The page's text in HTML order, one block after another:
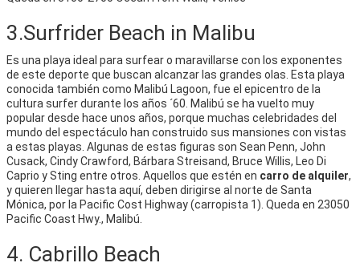
3.Surfrider Beach in Malibu
Es una playa ideal para surfear o maravillarse con los exponentes
de este deporte que buscan alcanzar las grandes olas. Esta playa
conocida también como Malibú Lagoon, fue el epicentro de la
cultura surfer durante los años ´60. Malibú se ha vuelto muy
popular desde hace unos años, porque muchas celebridades del
mundo del espectáculo han construido sus mansiones con vistas
a estas playas. Algunas de estas figuras son Sean Penn, John
Cusack, Cindy Crawford, Bárbara Streisand, Bruce Willis, Leo Di
Caprio y Sting entre otros. Aquellos que estén en carro de alquiler,
y quieren llegar hasta aquí, deben dirigirse al norte de Santa
Mónica, por la Pacific Cost Highway (carropista 1). Queda en 23050
Pacific Coast Hwy., Malibú.
4. Cabrillo Beach